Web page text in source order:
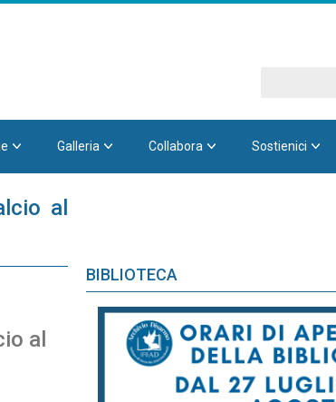
Galleria Collabora Sostienici
al
al
BIBLIOTECA